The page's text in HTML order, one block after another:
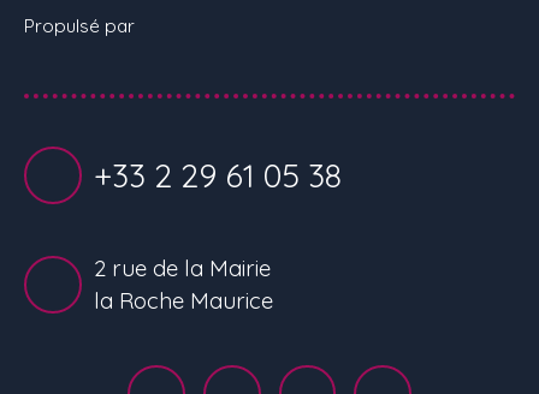
Propulsé par
+33 2 29 61 05 38
2 rue de la Mairie
la Roche Maurice